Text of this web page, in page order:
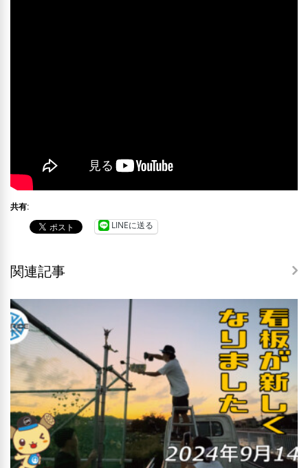
共有:
LINEに送る
関連記事